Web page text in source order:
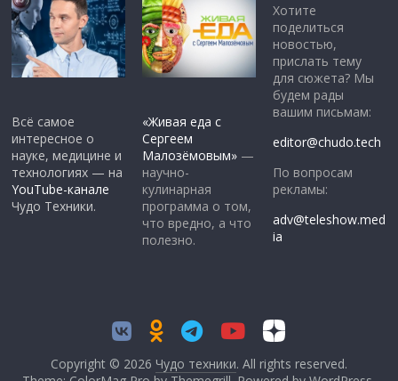
Всё самое
интересное о
науке, медицине и
технологиях — на
YouTube-канале
Чудо Техники.
«Живая еда с
Сергеем
Малозёмовым» —
научно-
кулинарная
программа о том,
что вредно, а что
полезно.
Хотите
поделиться
новостью,
прислать тему
для сюжета? Мы
будем рады
вашим письмам:
editor@chudo.tech
По вопросам
рекламы:
adv@teleshow.med
ia
Copyright © 2026 Чудо техники. All rights reserved.